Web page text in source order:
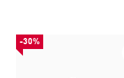
-30%